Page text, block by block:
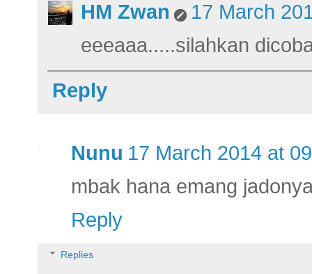
HM Zwan
17 March
eeeaaa.....silahkan
Reply
Nunu 17 March 2014 at
mbak hana emang
Reply
Replies